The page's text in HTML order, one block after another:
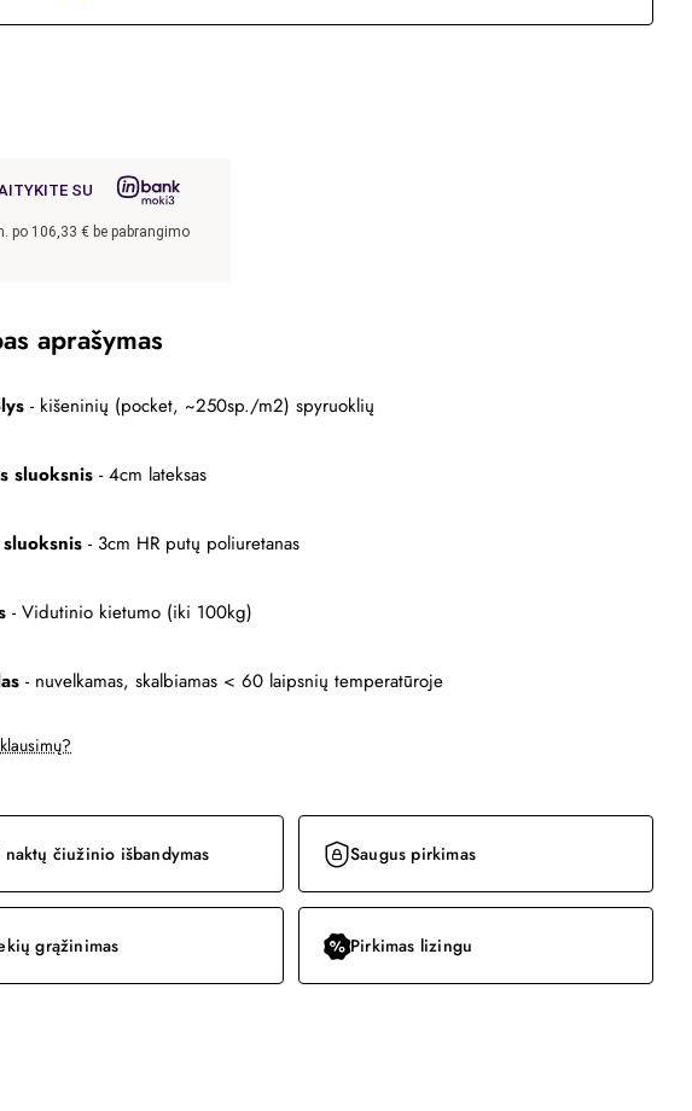
SU
po 106,33 € be pabrangimo
aprašymas
- kišeninių (pocket, ~250sp./m2) spyruoklių
sluoksnis - 4cm lateksas
- 3cm HR putų poliuretanas
- Vidutinio kietumo (iki 100kg)
- nuvelkamas, skalbiamas < 60 laipsnių temperatūroje
čiužinio išbandymas Saugus pirkimas
grąžinimas Pirkimas lizingu